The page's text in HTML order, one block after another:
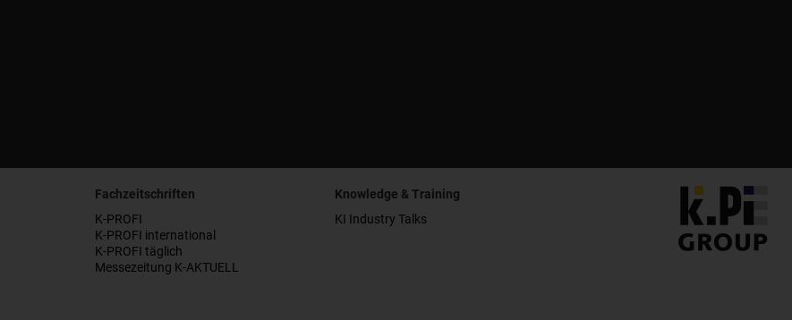
Fachzeitschriften
K-PROFI
K-PROFI international
K-PROFI täglich
Messezeitung K-AKTUELL
Knowledge & Training
KI Industry Talks